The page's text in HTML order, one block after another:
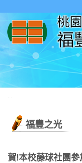
:::
福豐之光
賀!本校藤球社團參